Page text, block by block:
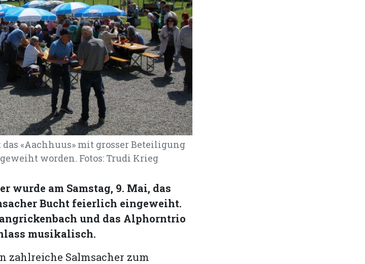
«Aachhuus» mit grosser Beteiligung
worden. Fotos: Trudi Krieg
wurde am Samstag, 9. Mai, das
Bucht feierlich eingeweiht.
und das Alphorntrio
musikalisch.
zahlreiche Salmsacher zum